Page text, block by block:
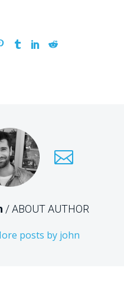
/ ABOUT AUTHOR
posts by john